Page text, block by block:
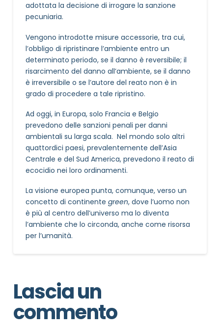
adottata la decisione di irrogare la sanzione
pecuniaria.
Vengono introdotte misure accessorie, tra cui,
l’obbligo di ripristinare l’ambiente entro un
determinato periodo, se il danno è reversibile; il
risarcimento del danno all’ambiente, se il danno
è irreversibile o se l’autore del reato non è in
grado di procedere a tale ripristino.
Ad oggi, in Europa, solo Francia e Belgio
prevedono delle sanzioni penali per danni
ambientali su larga scala. Nel mondo solo altri
quattordici paesi, prevalentemente dell’Asia
Centrale e del Sud America, prevedono il reato di
ecocidio nei loro ordinamenti.
La visione europea punta, comunque, verso un
concetto di continente green, dove l’uomo non
è più al centro dell’universo ma lo diventa
l’ambiente che lo circonda, anche come risorsa
per l’umanità.
Lascia un
commento